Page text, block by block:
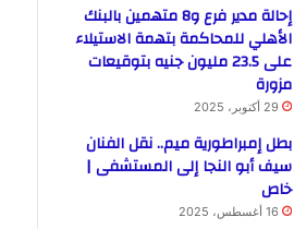
إحالة مدير فرع و8 متهمين بالبنك
الأهلي للمحاكمة بتهمة الاستيلاء
على 23.5 مليون جنيه بتوقيعات
مزورة
29 أكتوبر، 2025
بطل إمبراطورية ميم.. نقل الفنان
سيف أبو النجا إلى المستشفى |
خاص
16 أغسطس، 2025